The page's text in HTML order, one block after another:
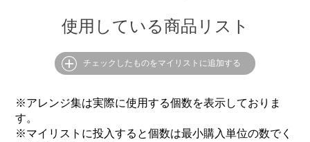
使用している商品リスト
チェックしたものをマイリストに追加する
※アレンジ集は実際に使用する個数を表示しておりま
す。
※マイリストに投入すると個数は最小購入単位の数でく